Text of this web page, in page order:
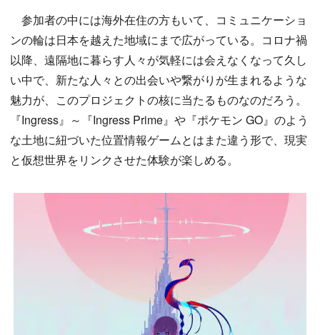
参加者の中には海外在住の方もいて、コミュニケーショ
ンの輪は日本を越えた地域にまで広がっている。コロナ禍
以降、遠隔地に暮らす人々が気軽には会えなくなって久し
い中で、新たな人々との出会いや繋がりが生まれるような
魅力が、このプロジェクトの核に当たるものなのだろう。
『Ingress』～『Ingress Prime』や『ポケモン GO』のよう
な土地に紐づいた位置情報ゲームとはまた違う形で、現実
と仮想世界をリンクさせた体験が楽しめる。